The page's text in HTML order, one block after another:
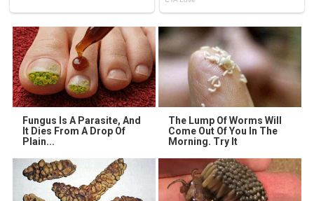
Fungus Is A Parasite, And
It Dies From A Drop Of
Plain...
The Lump Of Worms Will
Come Out Of You In The
Morning. Try It